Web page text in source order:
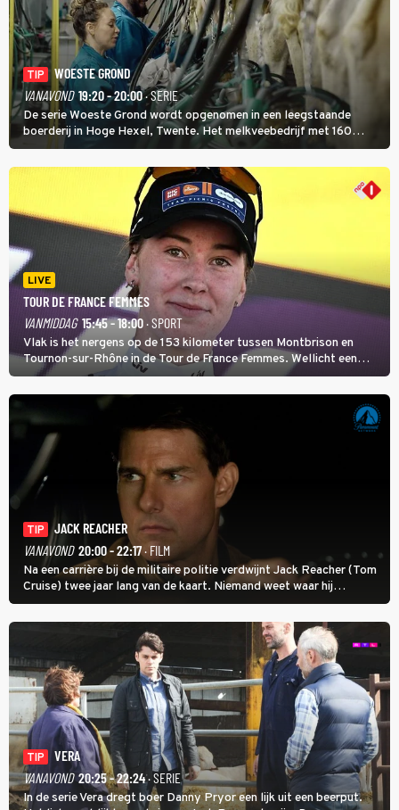
TIP
WOESTE GROND
VANAVOND 19:20 - 20:00· SERIE
De serie Woeste Grond wordt opgenomen in een leegstaande
boerderij in Hoge Hexel, Twente. Het melkveebedrijf met 160
koeien moest sluiten, omdat het dicht bij een Natura 2000-gebied
ligt. In de serie heerst er een gevaarlijke veeziekte.
LIVE
TOUR DE FRANCE FEMMES
VANMIDDAG 15:45 - 18:00· SPORT
Vlak is het nergens op de 153 kilometer tussen Montbrison en
Tournon-sur-Rhône in de Tour de France Femmes. Wellicht een
kans voor Nienke Vinke, die vorig jaar de witte trui won.
TIP
JACK REACHER
VANAVOND 20:00 - 22:17· FILM
Na een carrière bij de militaire politie verdwijnt Jack Reacher (Tom
Cruise) twee jaar lang van de kaart. Niemand weet waar hij
uithangt, totdat moordverdachte James Barr naar hem vraagt.
TIP
VERA
VANAVOND 20:25 - 22:24· SERIE
In de serie Vera dregt boer Danny Pryor een lijk uit een beerput.